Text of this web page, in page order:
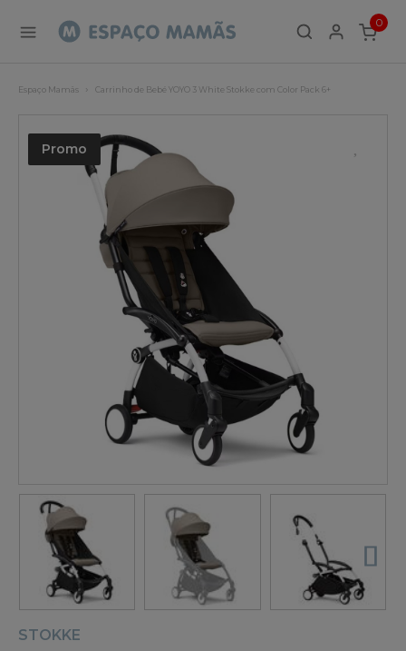
0
ITEMS
Espaço Mamãs Carrinho de Bebé YOYO 3 White Stokke com Color Pack 6+
Promo
STOKKE